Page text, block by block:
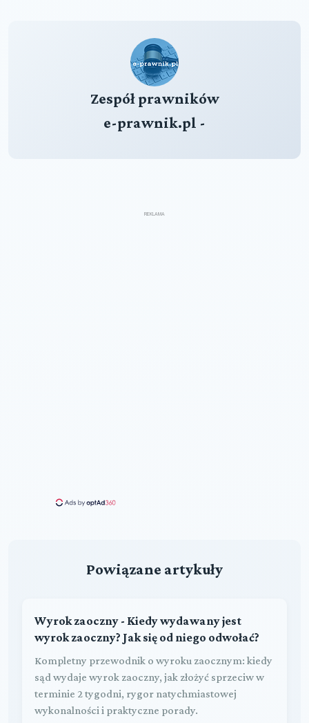
Zespół prawników
e-prawnik.pl -
REKLAMA
Powiązane artykuły
Wyrok zaoczny - Kiedy wydawany jest
wyrok zaoczny? Jak się od niego odwołać?
Kompletny przewodnik o wyroku zaocznym: kiedy
sąd wydaje wyrok zaoczny, jak złożyć sprzeciw w
terminie 2 tygodni, rygor natychmiastowej
wykonalności i praktyczne porady.